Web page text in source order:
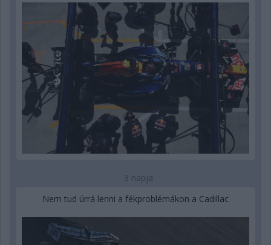
3 napja
Nem tud úrrá lenni a fékproblémákon a Cadillac